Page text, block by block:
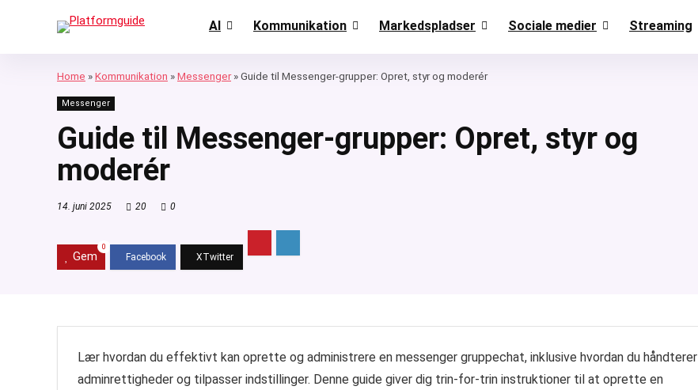
AI Kommunikation Markedspladser Sociale medier Streaming
Home »Kommunikation »Messenger»Guide til Messenger-grupper: Opret, styr og moderér
Messenger
Guide til Messenger-grupper: Opret, styr og
moderér
14. juni 2025 20 0
Gem
0
Lær hvordan du effektivt kan oprette og administrere en messenger gruppechat, inklusive hvordan du håndterer
adminrettigheder og tilpasser indstillinger. Denne guide giver dig trin-for-trin instruktioner til at oprette en